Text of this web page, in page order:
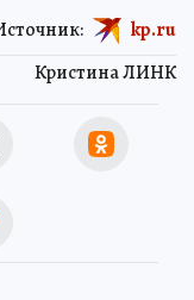
Кристина ЛИНК
kp.ru